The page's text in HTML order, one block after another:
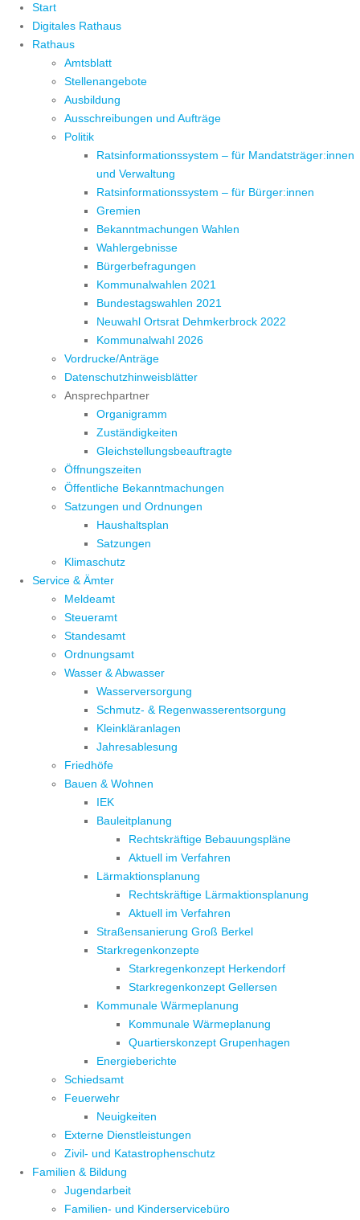
Start
Digitales Rathaus
Rathaus
Amtsblatt
Stellenangebote
Ausbildung
Ausschreibungen und Aufträge
Politik
Ratsinformationssystem – für Mandatsträger:innen
und Verwaltung
Ratsinformationssystem – für Bürger:innen
Gremien
Bekanntmachungen Wahlen
Wahlergebnisse
Bürgerbefragungen
Kommunalwahlen 2021
Bundestagswahlen 2021
Neuwahl Ortsrat Dehmkerbrock 2022
Kommunalwahl 2026
Vordrucke/Anträge
Datenschutzhinweisblätter
Ansprechpartner
Organigramm
Zuständigkeiten
Gleichstellungsbeauftragte
Öffnungszeiten
Öffentliche Bekanntmachungen
Satzungen und Ordnungen
Haushaltsplan
Satzungen
Klimaschutz
Service & Ämter
Meldeamt
Steueramt
Standesamt
Ordnungsamt
Wasser & Abwasser
Wasserversorgung
Schmutz- & Regenwasserentsorgung
Kleinkläranlagen
Jahresablesung
Friedhöfe
Bauen & Wohnen
IEK
Bauleitplanung
Rechtskräftige Bebauungspläne
Aktuell im Verfahren
Lärmaktionsplanung
Rechtskräftige Lärmaktionsplanung
Aktuell im Verfahren
Straßensanierung Groß Berkel
Starkregenkonzepte
Starkregenkonzept Herkendorf
Starkregenkonzept Gellersen
Kommunale Wärmeplanung
Kommunale Wärmeplanung
Quartierskonzept Grupenhagen
Energieberichte
Schiedsamt
Feuerwehr
Neuigkeiten
Externe Dienstleistungen
Zivil- und Katastrophenschutz
Familien & Bildung
Jugendarbeit
Familien- und Kinderservicebüro